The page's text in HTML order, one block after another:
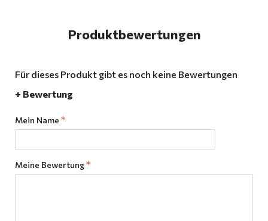
Produktbewertungen
Für dieses Produkt gibt es noch keine Bewertungen
+ Bewertung
Mein Name
Meine Bewertung